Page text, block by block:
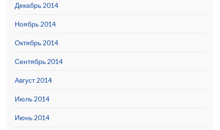
Декабрь 2014
Ноябрь 2014
Октябрь 2014
Сентябрь 2014
Август 2014
Июль 2014
Июнь 2014